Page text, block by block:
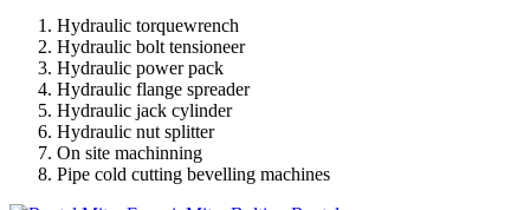
Hydraulic torquewrench
Hydraulic bolt tensioneer
Hydraulic power pack
Hydraulic flange spreader
Hydraulic jack cylinder
Hydraulic nut splitter
On site machinning
Pipe cold cutting bevelling machines